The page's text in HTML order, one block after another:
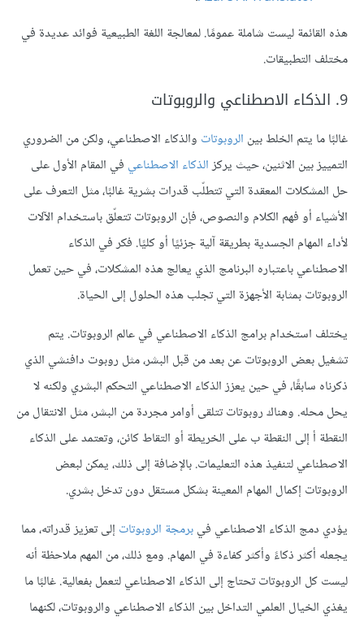
هذه القائمة ليست شاملة عمومًا. لمعالجة اللغة الطبيعية فوائد عديدة في
مختلف التطبيقات.
9. الذكاء الاصطناعي والروبوتات
غالبًا ما يتم الخلط بين الروبوتات والذكاء الاصطناعي، ولكن من الضروري
التمييز بين الاثنين، حيث يركزالذكاء الاصطناعي في المقام الأول على
حل المشكلات المعقدة التي تتطلّب قدرات بشرية غالبًا، مثل التعرف على
الأشياء أو فهم الكلام والنصوص، فإن الروبوتات تتعلّق باستخدام الآلات
لأداء المهام الجسدية بطريقة آلية جزئيًا أو كليًا. فكر في الذكاء
الاصطناعي باعتباره البرنامج الذي يعالج هذه المشكلات، في حين تعمل
الروبوتات بمثابة الأجهزة التي تجلب هذه الحلول إلى الحياة.
يختلف استخدام برامج الذكاء الاصطناعي في عالم الروبوتات. يتم
تشغيل بعض الروبوتات عن بعد من قبل البشر، مثل روبوت دافنشي الذي
ذكرناه سابقًا، في حين يعزز الذكاء الاصطناعي التحكم البشري ولكنه لا
يحل محله. وهناك روبوتات تتلقى أوامر مجردة من البشر، مثل الانتقال من
النقطة أ إلى النقطة ب على الخريطة أو التقاط كائن، وتعتمد على الذكاء
الاصطناعي لتنفيذ هذه التعليمات. بالإضافة إلى ذلك، يمكن لبعض
الروبوتات إكمال المهام المعينة بشكل مستقل دون تدخل بشري.
يؤدي دمج الذكاء الاصطناعي فيبرمجة الروبوتات إلى تعزيز قدراته، مما
يجعله أكثر ذكاءً وأكثر كفاءة في المهام. ومع ذلك، من المهم ملاحظة أنه
ليست كل الروبوتات تحتاج إلى الذكاء الاصطناعي لتعمل بفعالية. غالبًا ما
يغذي الخيال العلمي التداخل بين الذكاء الاصطناعي والروبوتات، لكنهما